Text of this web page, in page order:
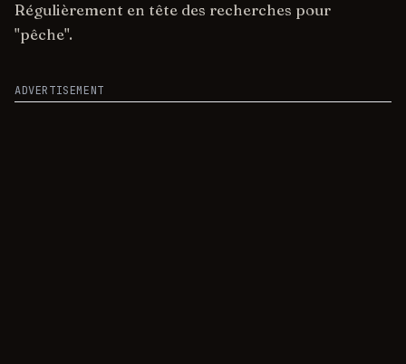
Régulièrement en tête des recherches pour
"pêche".
ADVERTISEMENT